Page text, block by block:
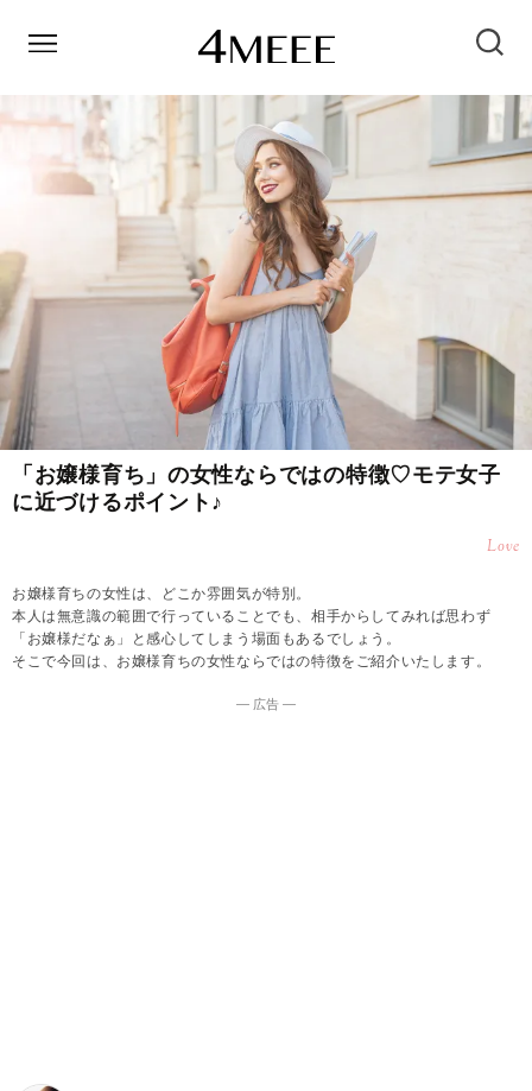
「お嬢様育ち」の女性ならではの特徴♡モテ女子
に近づけるポイント♪
Love
お嬢様育ちの女性は、どこか雰囲気が特別。
本人は無意識の範囲で行っていることでも、相手からしてみれば思わず
「お嬢様だなぁ」と感心してしまう場面もあるでしょう。
そこで今回は、お嬢様育ちの女性ならではの特徴をご紹介いたします。
― 広告 ―